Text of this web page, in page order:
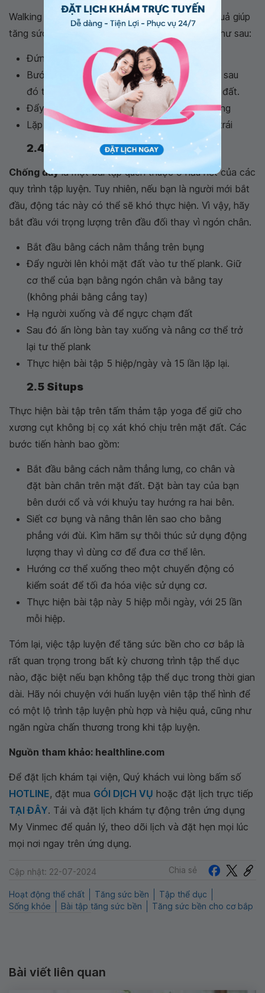
Walking lunges là một trong những bài tập hiệu quả giúp
tăng sức bền cho cơ bắp. Các bước tiến hành như sau:
Đứng thẳng với hai chân rộng bằng vai
Bước chân phải một bước lớn về phía trước, sau
đó thả người xuống sao cho chân sau chạm đất.
Đẩy gót chân trước xuống và đứng thẳng lưng
Lặp lại chuyển động trên tương tự với chân trái
2.4 Pushups (Chống đẩy)
Chống đẩylà một bài tập quen thuộc ở hầu hết của các
quy trình tập luyện. Tuy nhiên, nếu bạn là người mới bắt
đầu, động tác này có thể sẽ khó thực hiện. Vì vậy, hãy
bắt đầu với trọng lượng trên đầu đối thay vì ngón chân.
Bắt đầu bằng cách nằm thẳng trên bụng
Đẩy người lên khỏi mặt đất vào tư thế plank. Giữ
cơ thể của bạn bằng ngón chân và bằng tay
(không phải bằng cẳng tay)
Hạ người xuống và để ngực chạm đất
Sau đó ấn lòng bàn tay xuống và nâng cơ thể trở
lại tư thế plank
Thực hiện bài tập 5 hiệp/ngày và 15 lần lặp lại.
2.5 Situps
Thực hiện bài tập trên tấm thảm tập yoga để giữ cho
xương cụt không bị cọ xát khó chịu trên mặt đất. Các
bước tiến hành bao gồm:
Bắt đầu bằng cách nằm thẳng lưng, co chân và
đặt bàn chân trên mặt đất. Đặt bàn tay của bạn
bên dưới cổ và với khuỷu tay hướng ra hai bên.
Siết cơ bụng và nâng thân lên sao cho bằng
phẳng với đùi. Kìm hãm sự thôi thúc sử dụng động
lượng thay vì dùng cơ để đưa cơ thể lên.
Hướng cơ thể xuống theo một chuyển động có
kiểm soát để tối đa hóa việc sử dụng cơ.
Thực hiện bài tập này 5 hiệp mỗi ngày, với 25 lần
mỗi hiệp.
Tóm lại, việc tập luyện để tăng sức bền cho cơ bắp là
rất quan trọng trong bất kỳ chương trình tập thể dục
nào, đặc biệt nếu bạn không tập thể dục trong thời gian
dài. Hãy nói chuyện với huấn luyện viên tập thể hình để
có một lộ trình tập luyện phù hợp và hiệu quả, cũng như
ngăn ngừa chấn thương trong khi tập luyện.
Nguồn tham khảo: healthline.com
Để đặt lịch khám tại viện, Quý khách vui lòng bấm số
HOTLINE, đặt mua GÓI DỊCH VỤ hoặc đặt lịch trực tiếp
TẠI ĐÂY. Tải và đặt lịch khám tự động trên ứng dụng
My Vinmec để quản lý, theo dõi lịch và đặt hẹn mọi lúc
mọi nơi ngay trên ứng dụng.
Cập nhật: 22-07-2024 Chia sẻ
Hoạt động thể chất Tăng sức bền
Tập thể dục
Sống khỏe
Bài tập tăng sức bền Tăng sức bền cho cơ bắp
Bài viết liên quan